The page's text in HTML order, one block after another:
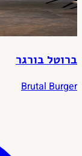
ברוטל בורגר
Brutal Burger